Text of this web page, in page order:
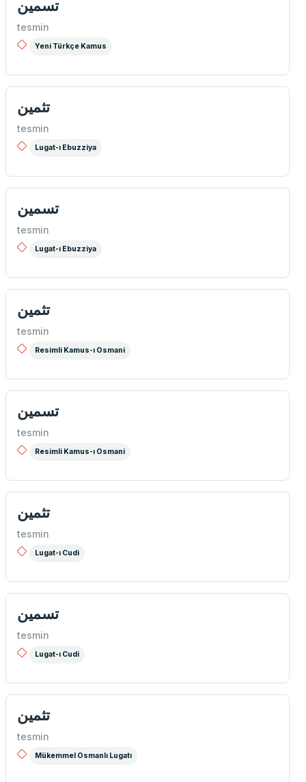
تسمین
tesmin
Yeni Türkçe Kamus
تثمین
tesmin
Lugat-ı Ebuzziya
تسمین
tesmin
Lugat-ı Ebuzziya
تثمین
tesmin
Resimli Kamus-ı Osmani
تسمین
tesmin
Resimli Kamus-ı Osmani
تثمین
tesmin
Lugat-ı Cudi
تسمین
tesmin
Lugat-ı Cudi
تثمین
tesmin
Mükemmel Osmanlı Lugatı